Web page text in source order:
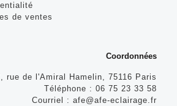
de ventes
Coordonnées
rue de l'Amiral Hamelin, 75116 Paris
Téléphone : 06 75 23 33 58
Courriel : afe@afe-eclairage.fr